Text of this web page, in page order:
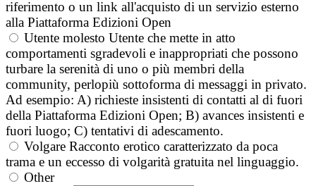
riferimento o un link all'acquisto di un servizio esterno
alla Piattaforma Edizioni Open
Utente molesto Utente che mette in atto
comportamenti sgradevoli e inappropriati che possono
turbare la serenità di uno o più membri della
community, perlopiù sottoforma di messaggi in privato.
Ad esempio: A) richieste insistenti di contatti al di fuori
della Piattaforma Edizioni Open; B) avances insistenti e
fuori luogo; C) tentativi di adescamento.
Volgare Racconto erotico caratterizzato da poca
trama e un eccesso di volgarità gratuita nel linguaggio.
Other